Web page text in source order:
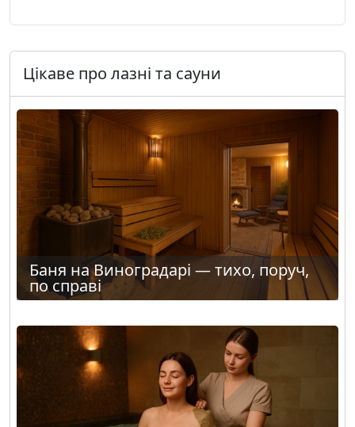
Цікаве про лазні та сауни
Баня на Виноградарі — тихо, поруч,
по справі